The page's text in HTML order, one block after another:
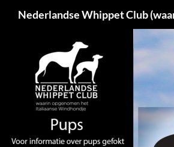
Nederlandse Whippet Club